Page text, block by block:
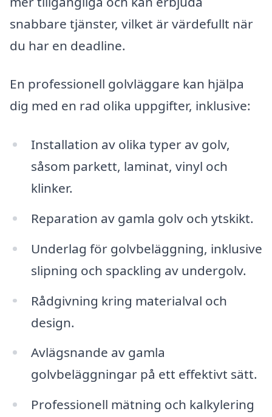
snabbare tjänster, vilket är värdefullt när
du har en deadline.
En professionell golvläggare kan hjälpa
dig med en rad olika uppgifter, inklusive:
Installation av olika typer av golv,
såsom parkett, laminat, vinyl och
klinker.
Reparation av gamla golv och ytskikt.
Underlag för golvbeläggning, inklusive
slipning och spackling av undergolv.
Rådgivning kring materialval och
design.
Avlägsnande av gamla
golvbeläggningar på ett effektivt sätt.
Professionell mätning och kalkylering